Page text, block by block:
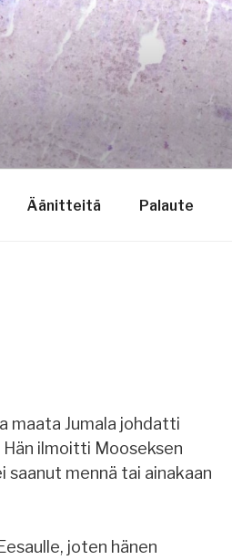
Äänitteitä Palaute
maata Jumala johdatti
Hän ilmoitti Mooseksen
saanut mennä tai ainakaan
joten hänen